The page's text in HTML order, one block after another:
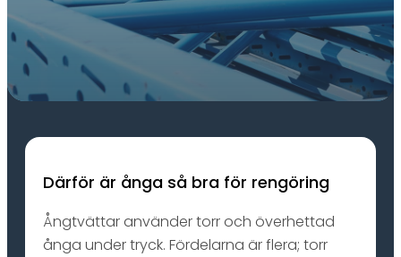
Därför är ånga så bra för rengöring
Ångtvättar använder torr och överhettad
ånga under tryck. Fördelarna är flera; torr